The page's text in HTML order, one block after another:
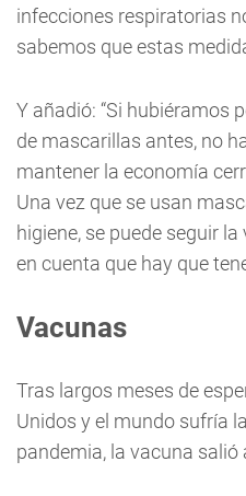
infecciones respiratorias
sabemos que estas
Y añadió: “Si hubiéramos
de mascarillas antes, no
mantener la economía
Una vez que se usan
higiene, se puede seguir
en cuenta que hay que
Vacunas
Tras largos meses de
Unidos y el mundo sufría
pandemia, la vacuna salió